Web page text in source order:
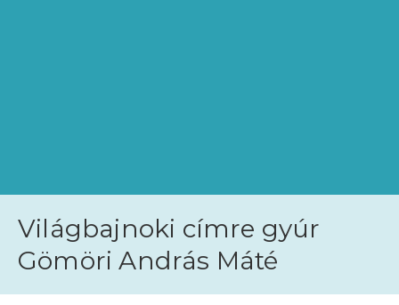
Világbajnoki címre gyúr
Gömöri András Máté